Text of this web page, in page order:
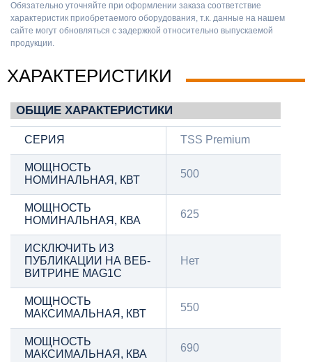
Обязательно уточняйте при оформлении заказа соответствие
характеристик приобретаемого оборудования, т.к. данные на нашем
сайте могут обновляться с задержкой относительно выпускаемой
продукции.
ХАРАКТЕРИСТИКИ
ОБЩИЕ ХАРАКТЕРИСТИКИ
СЕРИЯ TSS Premium
МОЩНОСТЬ
НОМИНАЛЬНАЯ, КВТ
500
МОЩНОСТЬ
НОМИНАЛЬНАЯ, КВА
625
ИСКЛЮЧИТЬ ИЗ
ПУБЛИКАЦИИ НА ВЕБ-
ВИТРИНЕ MAG1C
Нет
МОЩНОСТЬ
МАКСИМАЛЬНАЯ, КВТ
550
МОЩНОСТЬ
МАКСИМАЛЬНАЯ, КВА
690